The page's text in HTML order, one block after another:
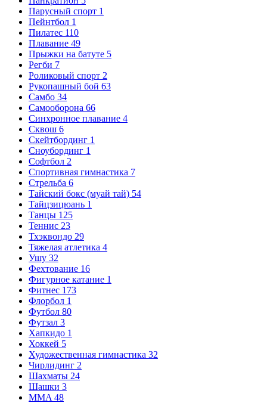
Парусный спорт 1
Пейнтбол 1
Пилатес 110
Плавание 49
Прыжки на батуте 5
Регби 7
Роликовый спорт 2
Рукопашный бой 63
Самбо 34
Самооборона 66
Синхронное плавание 4
Сквош 6
Скейтбординг 1
Сноубординг 1
Софтбол 2
Спортивная гимнастика 7
Стрельба 6
Тайский бокс (муай тай) 54
Тайцзицюань 1
Танцы 125
Теннис 23
Тхэквондо 29
Тяжелая атлетика 4
Ушу 32
Фехтование 16
Фигурное катание 1
Фитнес 173
Флорбол 1
Футбол 80
Футзал 3
Хапкидо 1
Хоккей 5
Художественная гимнастика 32
Чирлидинг 2
Шахматы 24
Шашки 3
MMA 48